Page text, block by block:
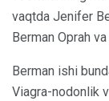
vaqtda Jenifer
Berman Oprah
Berman ishi
Viagra-nodonlik